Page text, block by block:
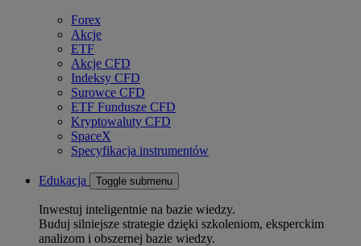
Forex
Akcje
ETF
Akcje CFD
Indeksy CFD
Surowce CFD
ETF Fundusze CFD
Kryptowaluty CFD
SpaceX
Specyfikacja instrumentów
Edukacja Toggle submenu
Inwestuj inteligentnie na bazie wiedzy.
Buduj silniejsze strategie dzięki szkoleniom, eksperckim
analizom i obszernej bazie wiedzy.